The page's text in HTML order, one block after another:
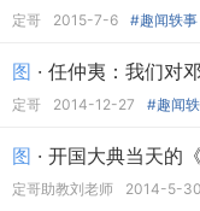
定哥 2015-7-6 #趣闻轶事
图 · 任仲夷：我们对
定哥 2014-12-27 #趣闻
图 · 开国大典当天的
定哥助教刘老师 2014-5-30